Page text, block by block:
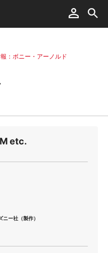
：ボニー・アーノルド
etc.
ー社（製作）